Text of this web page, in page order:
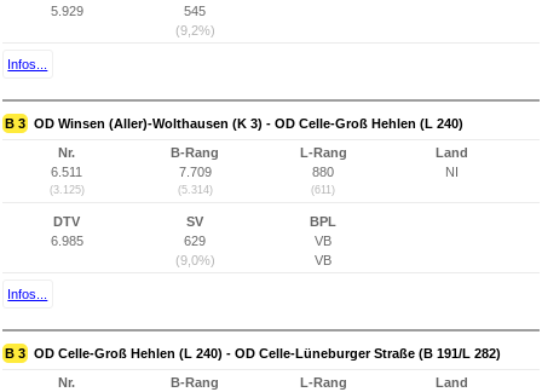
5.929
545
(9,2%)
Infos...
B 3 OD Winsen (Aller)-Wolthausen (K 3) - OD Celle-Groß Hehlen (L 240)
Nr.
6.511
(3.125)
B-Rang
7.709
(5.314)
L-Rang
880
(611)
Land
NI
DTV
6.985
SV
629
(9,0%)
BPL
VB
VB
Infos...
B 3 OD Celle-Groß Hehlen (L 240) - OD Celle-Lüneburger Straße (B 191/L 282)
Nr.
B-Rang
L-Rang
Land